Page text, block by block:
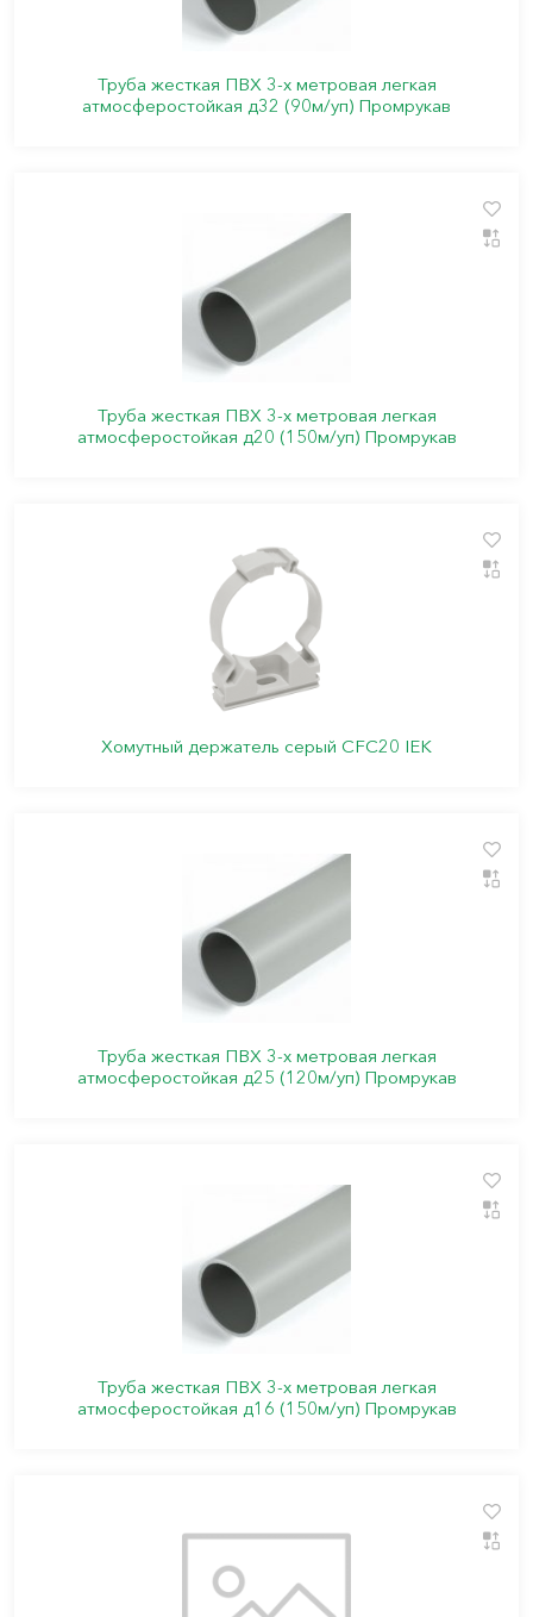
Труба жесткая ПВХ 3-х метровая легкая
атмосферостойкая д32 (90м/уп) Промрукав
Труба жесткая ПВХ 3-х метровая легкая
атмосферостойкая д20 (150м/уп) Промрукав
Хомутный держатель серый CFC20 IEK
Труба жесткая ПВХ 3-х метровая легкая
атмосферостойкая д25 (120м/уп) Промрукав
Труба жесткая ПВХ 3-х метровая легкая
атмосферостойкая д16 (150м/уп) Промрукав